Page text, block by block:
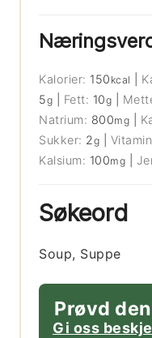
Kalorier: 150 kcal
5g Fett: 10g
Natrium: 800mg
Sukker: 2g
Kalsium: 100mg
Søkeord
Soup, Suppe
Prøvd
Gi oss